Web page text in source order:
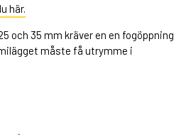
här.
och 35 mm kräver en en fogöppning
måste få utrymme i